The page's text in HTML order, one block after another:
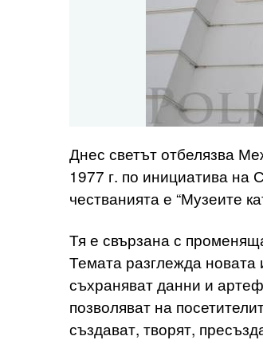
Днес светът отбелязва
1977 г. по инициатива на
честванията е “Музеите
Тя е свързана с
Темата разглежда новата
съхраняват данни и
позволяват на
създават, творят,